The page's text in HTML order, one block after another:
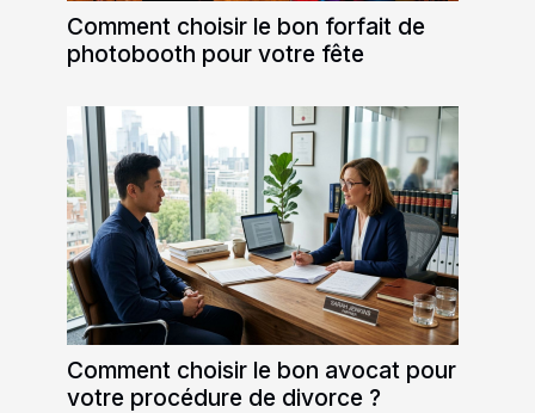
Comment choisir le bon forfait de
photobooth pour votre fête
Comment choisir le bon avocat pour
votre procédure de divorce ?